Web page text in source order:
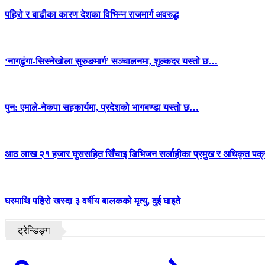
पहिरो र बाढीका कारण देशका विभिन्न राजमार्ग अवरुद्ध
‘नागढुंगा-सिस्नेखोला सुरुङमार्ग’ सञ्चालनमा, शुल्कदर यस्तो छ…
पुन: एमाले-नेकपा सहकार्यमा, प्रदेशको भागबण्डा यस्तो छ…
आठ लाख २१ हजार घुससहित सिँचाइ डिभिजन सर्लाहीका प्रमुख र अधिकृत
घरमाथि पहिरो खस्दा ३ वर्षीय बालकको मृत्यु, दुई घाइते
ट्रेन्डिङ्ग